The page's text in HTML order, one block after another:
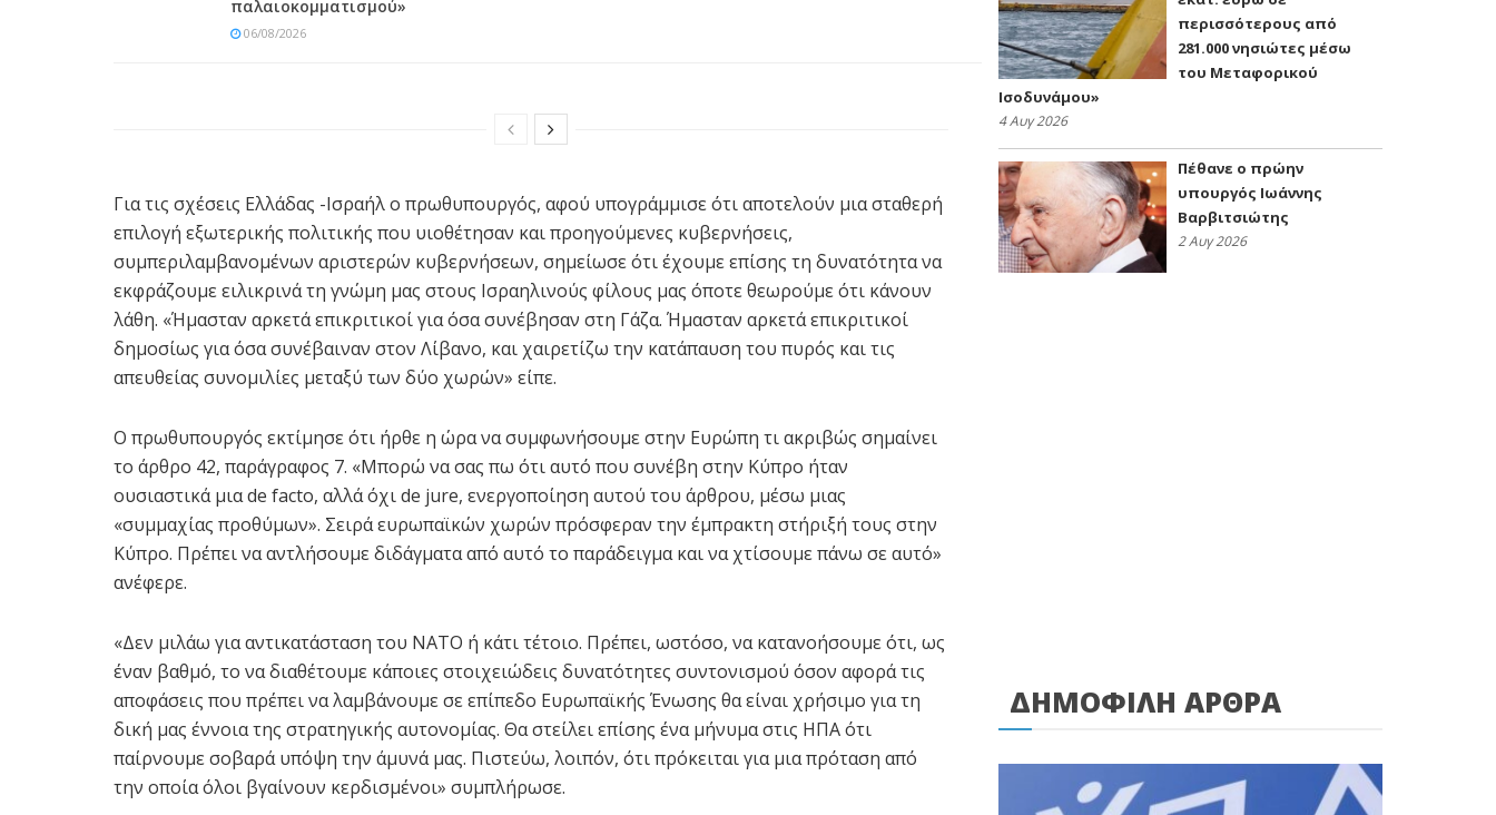
παλαιοκομματισμού»
06/08/2026
Για τις σχέσεις Ελλάδας -Ισραήλ ο πρωθυπουργός, αφού υπογράμμισε ότι αποτελούν μια σταθερή
επιλογή εξωτερικής πολιτικής που υιοθέτησαν και προηγούμενες κυβερνήσεις,
συμπεριλαμβανομένων αριστερών κυβερνήσεων, σημείωσε ότι έχουμε επίσης τη δυνατότητα να
εκφράζουμε ειλικρινά τη γνώμη μας στους Ισραηλινούς φίλους μας όποτε θεωρούμε ότι κάνουν
λάθη. «Ήμασταν αρκετά επικριτικοί για όσα συνέβησαν στη Γάζα. Ήμασταν αρκετά επικριτικοί
δημοσίως για όσα συνέβαιναν στον Λίβανο, και χαιρετίζω την κατάπαυση του πυρός και τις
απευθείας συνομιλίες μεταξύ των δύο χωρών» είπε.
Ο πρωθυπουργός εκτίμησε ότι ήρθε η ώρα να συμφωνήσουμε στην Ευρώπη τι ακριβώς σημαίνει
το άρθρο 42, παράγραφος 7. «Μπορώ να σας πω ότι αυτό που συνέβη στην Κύπρο ήταν
ουσιαστικά μια de facto, αλλά όχι de jure, ενεργοποίηση αυτού του άρθρου, μέσω μιας
«συμμαχίας προθύμων». Σειρά ευρωπαϊκών χωρών πρόσφεραν την έμπρακτη στήριξή τους στην
Κύπρο. Πρέπει να αντλήσουμε διδάγματα από αυτό το παράδειγμα και να χτίσουμε πάνω σε αυτό»
ανέφερε.
«Δεν μιλάω για αντικατάσταση του ΝΑΤΟ ή κάτι τέτοιο. Πρέπει, ωστόσο, να κατανοήσουμε ότι, ως
έναν βαθμό, το να διαθέτουμε κάποιες στοιχειώδεις δυνατότητες συντονισμού όσον αφορά τις
αποφάσεις που πρέπει να λαμβάνουμε σε επίπεδο Ευρωπαϊκής Ένωσης θα είναι χρήσιμο για τη
δική μας έννοια της στρατηγικής αυτονομίας. Θα στείλει επίσης ένα μήνυμα στις ΗΠΑ ότι
παίρνουμε σοβαρά υπόψη την άμυνά μας. Πιστεύω, λοιπόν, ότι πρόκειται για μια πρόταση από
την οποία όλοι βγαίνουν κερδισμένοι» συμπλήρωσε.
περισσότερους από
281.000 νησιώτες μέσω
του Μεταφορικού
Ισοδυνάμου»
4 Αυγ 2026
Πέθανε ο πρώην
υπουργός Ιωάννης
Βαρβιτσιώτης
2 Αυγ 2026
ΔΗΜΟΦΙΛΗ ΑΡΘΡΑ